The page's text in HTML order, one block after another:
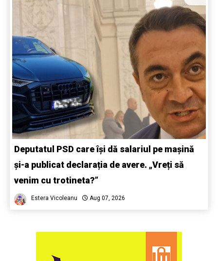
Deputatul PSD care își dă salariul pe mașină
și-a publicat declarația de avere. „Vreți să
venim cu trotineta?”
Estera Vicoleanu Aug 07, 2026